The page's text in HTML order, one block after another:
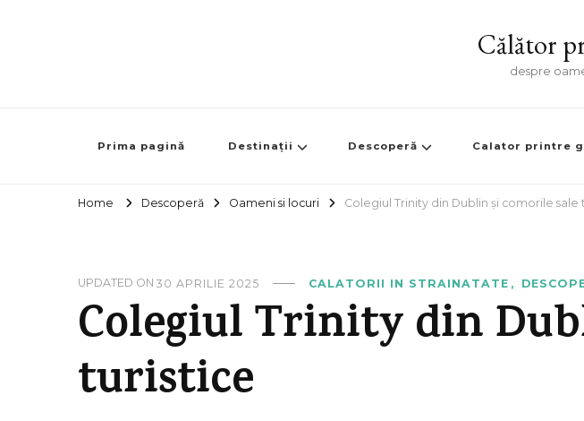
Călător
despre
Prima pagină Destinații Descoperă Calator printre
Home Descoperă Oameni si locuri Colegiul Trinity din Dublin și comorile sale
UPDATED ON 30 APRILIE 2025 CALATORII IN STRAINATATE
Colegiul Trinity din
turistice